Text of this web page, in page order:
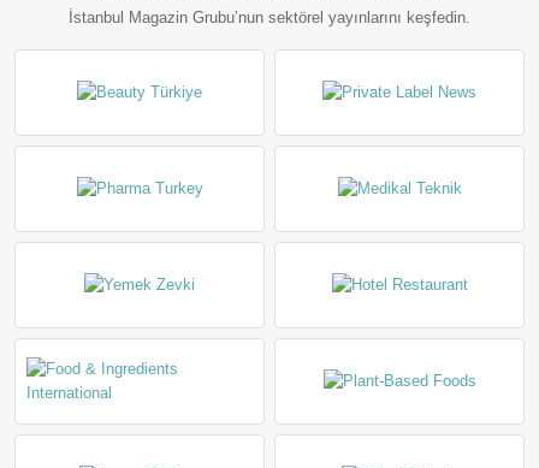
İstanbul Magazin Grubu’nun sektörel yayınlarını keşfedin.